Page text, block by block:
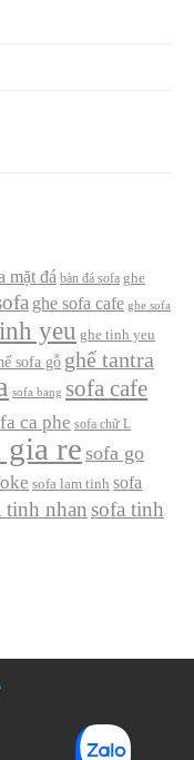
mặt đá bàn đá sofa ghe
ghe sofa cafe ghe sofa
yeu ghe tinh yeu
sofa gỗ ghế tantra
sofa bang sofa cafe
ca phe sofa chữ L
gia re sofa go
sofa lam tinh sofa
tinh nhan sofa tinh